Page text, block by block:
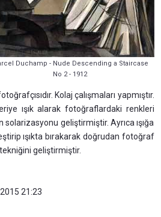
Duchamp - Nude Descending a Staircase
No 2 - 1912
Kolaj çalışmaları yapmıştır.
ışık alarak fotoğraflardaki renkleri
geliştirmiştir. Ayrıca ışığa
ışıkta bırakarak doğrudan fotoğraf
geliştirmiştir.
21:23